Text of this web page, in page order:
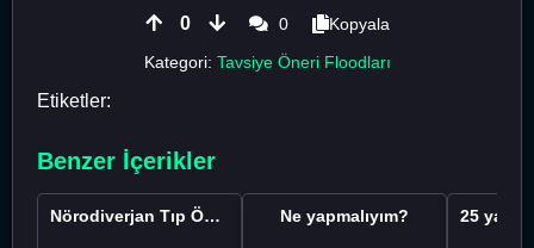
0 0
Kopyala
Kategori: Tavsiye Öneri Floodları
Etiketler:
Benzer İçerikler
Nörodiverjan Tıp Öğrencisi Yeni Bir Yol Arıyor Ne yapmalıyım?